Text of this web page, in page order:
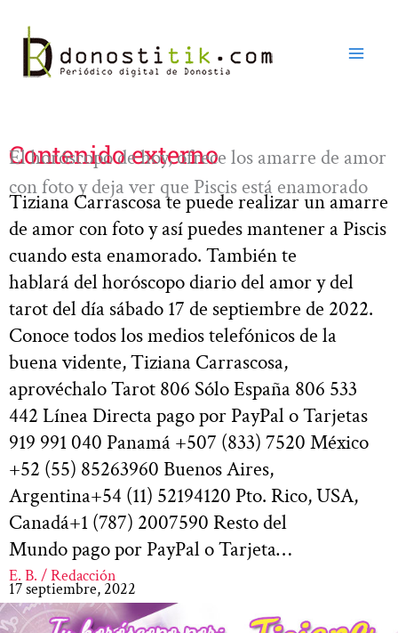
contenido
Contenido externo
El horóscopo de hoy, ofrece los amarre de amor
con foto y deja ver que Piscis está enamorado
Tiziana Carrascosa te puede realizar un amarre
de amor con foto y así puedes mantener a Piscis
cuando esta enamorado. También te
hablará del horóscopo diario del amor y del
tarot del día sábado 17 de septiembre de 2022.
Conoce todos los medios telefónicos de la
buena vidente, Tiziana Carrascosa,
aprovéchalo Tarot 806 Sólo España 806 533
442 Línea Directa pago por PayPal o Tarjetas
919 991 040 Panamá +507 (833) 7520 México
+52 (55) 85263960 Buenos Aires,
Argentina+54 (11) 52194120 Pto. Rico, USA,
Canadá+1 (787) 2007590 Resto del
Mundo pago por PayPal o Tarjeta…
E. B. / Redacción
17 septiembre, 2022